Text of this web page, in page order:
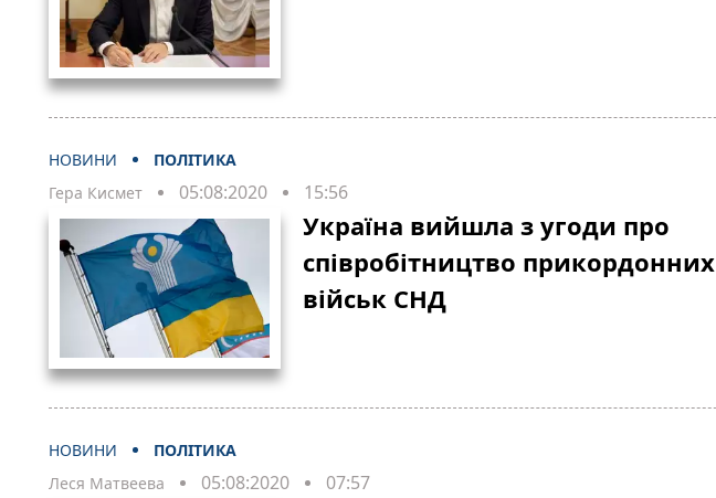
НОВИНИ
ПОЛІТИКА
Гера Кисмет
05:08:2020 15:56
Україна вийшла з угоди про
співробітництво прикордонних
військ СНД
НОВИНИ
ПОЛІТИКА
Леся Матвеева
05:08:2020 07:57